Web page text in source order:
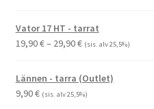
Vator 17 HT - tarrat
19,90€– 29,90€Hintaluokka:
-
29,90 €
(sis. alv 25,5%)
Lännen - tarra (Outlet)
9,90€ (sis. alv 25,5%)